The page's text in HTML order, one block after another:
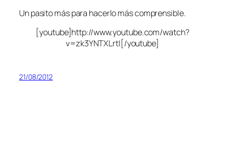
Un pasito más para hacerlo más comprensible.
[youtube]http://www.youtube.com/watch?
v=zk3YNTXLrtI[/youtube]
21/08/2012